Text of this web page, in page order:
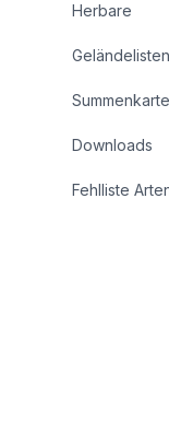
Herbare
Geländelisten
Downloads
Fehlliste